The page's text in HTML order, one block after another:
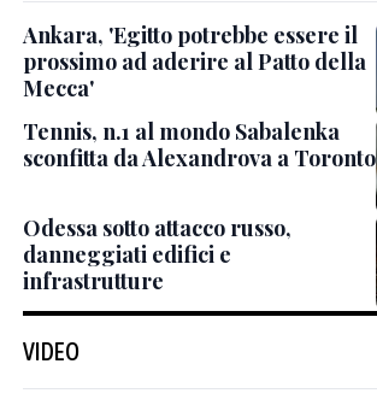
Ankara, 'Egitto potrebbe essere il
prossimo ad aderire al Patto della
Mecca'
Tennis, n.1 al mondo Sabalenka
sconfitta da Alexandrova a Toronto
Odessa sotto attacco russo,
danneggiati edifici e
infrastrutture
VIDEO